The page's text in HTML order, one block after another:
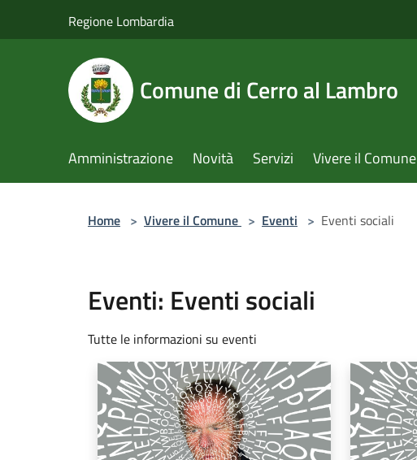
Regione Lombardia
Comune di Cerro al Lambro
Amministrazione Novità Servizi Vivere il Comune
Home > Vivere il Comune > Eventi > Eventi sociali
Eventi: Eventi sociali
Tutte le informazioni su eventi